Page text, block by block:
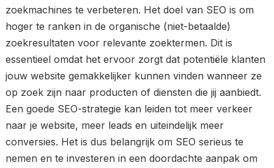
zoekmachines te verbeteren. Het doel van SEO is om
hoger te ranken in de organische (niet-betaalde)
zoekresultaten voor relevante zoektermen. Dit is
essentieel omdat het ervoor zorgt dat potentiële klanten
jouw website gemakkelijker kunnen vinden wanneer ze
op zoek zijn naar producten of diensten die jij aanbiedt.
Een goede SEO-strategie kan leiden tot meer verkeer
naar je website, meer leads en uiteindelijk meer
conversies. Het is dus belangrijk om SEO serieus te
nemen en te investeren in een doordachte aanpak om